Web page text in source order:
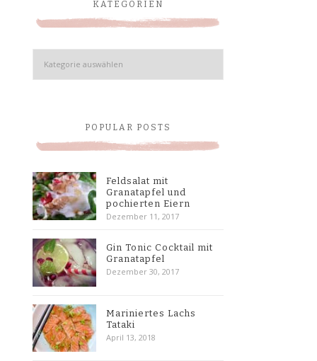
KATEGORIEN
Kategorien
POPULAR POSTS
Feldsalat mit
Granatapfel und
pochierten Eiern
Dezember 11, 2017
Gin Tonic Cocktail mit
Granatapfel
Dezember 30, 2017
Mariniertes Lachs
Tataki
April 13, 2018